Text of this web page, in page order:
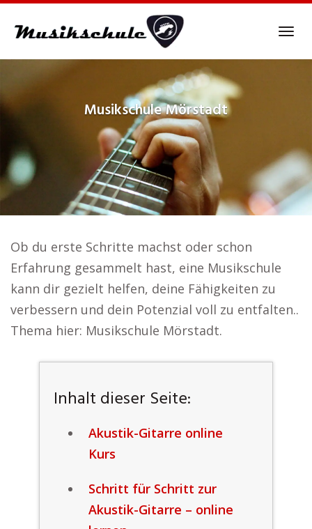
MusikschuleMörstadt
Ob du erste Schritte machst oder schon
Erfahrung gesammelt hast, eine Musikschule
kann dir gezielt helfen, deine Fähigkeiten zu
verbessern und dein Potenzial voll zu entfalten..
Thema hier: Musikschule Mörstadt.
Inhalt dieser Seite:
Akustik-Gitarre online
Kurs
Schritt für Schritt zur
Akustik-Gitarre – online